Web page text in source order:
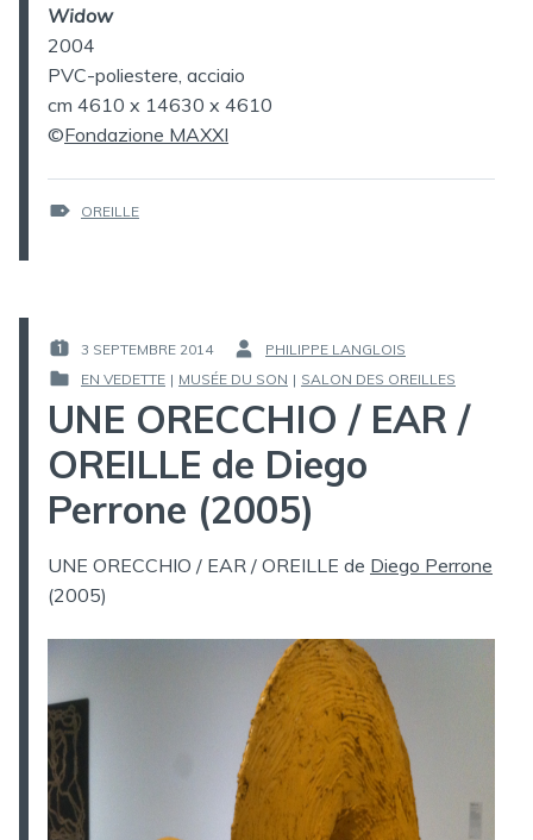
Widow
2004
PVC-poliestere, acciaio
cm 4610 x 14630 x 4610
©Fondazione MAXXI
ÉTIQUETTES :
OREILLE
PUBLIÉ
LE :
3 SEPTEMBRE 2014
PAR :
PHILIPPE LANGLOIS
PUBLIÉ
DANS
EN VEDETTE | MUSÉE DU SON | SALON DES OREILLES
UNE ORECCHIO / EAR /
OREILLE de Diego
Perrone (2005)
UNE ORECCHIO / EAR / OREILLE de Diego Perrone
(2005)